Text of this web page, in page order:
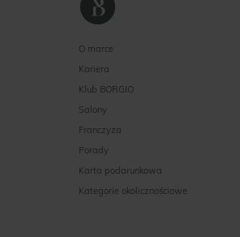
O marce
Kariera
Klub BORGIO
Salony
Franczyza
Porady
Karta podarunkowa
Kategorie okolicznościowe